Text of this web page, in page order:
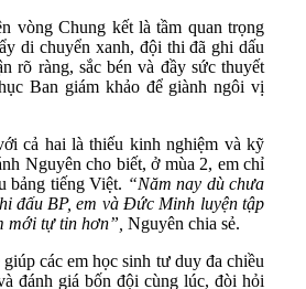
vòng Chung kết là tầm quan trọng
di chuyển xanh, đội thi đã ghi dấu
rõ ràng, sắc bén và đầy sức thuyết
Ban giám khảo để giành ngôi vị
cả hai là thiếu kinh nghiệm và kỹ
Nguyên cho biết, ở mùa 2, em chỉ
bảng tiếng Việt. “Năm nay dù chưa
đấu BP, em và Đức Minh luyện tập
mới tự tin hơn”, Nguyên chia sẻ.
các em học sinh tư duy đa chiều
đánh giá bốn đội cùng lúc, đòi hỏi